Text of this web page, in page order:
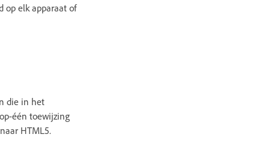
op elk apparaat of
die in het
één toewijzing
HTML5.